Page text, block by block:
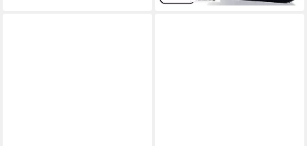
Nutzer, Großem Display,mit